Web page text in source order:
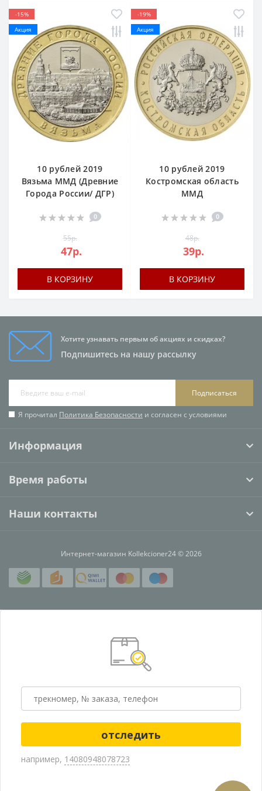
-15%
Акция
10 рублей 2019
Вязьма ММД (Древние
Города России/ ДГР)
0
55р.
47р.
В КОРЗИНУ
-19%
Акция
10 рублей 2019
Костромская область
ММД
0
48р.
39р.
В КОРЗИНУ
Хотите узнавать первым об акциях и скидках?
Подпишитесь на нашу рассылку
Подписаться
Я прочитал Политика Безопасности и согласен с условиями
Информация
Время работы
Наши контакты
Интернет-магазин Kollekcioner24 © 2026